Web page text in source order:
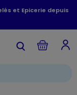
et Epicerie depuis